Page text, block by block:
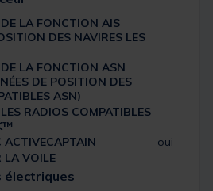
LA FONCTION AIS
DES NAVIRES LES
LA FONCTION ASN
DE POSITION DES
ASN)
RADIOS COMPATIBLES
ACTIVECAPTAIN
oui
LA VOILE
électriques